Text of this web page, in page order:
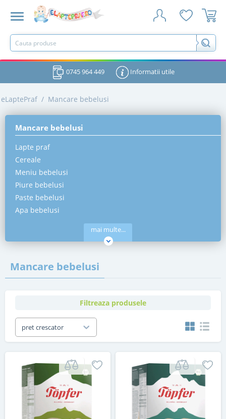
0745 964 449 Informatii utile
eLaptePraf / Mancare bebelusi
Mancare bebelusi
Lapte praf
Cereale
Meniu bebelusi
Piure bebelusi
Paste bebelusi
Apa bebelusi
mai multe...
Mancare bebelusi
Filtreaza produsele
pret crescator